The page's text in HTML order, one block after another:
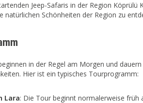
Jeep-Safaris in der Region
natürlichen Schönheiten der Region zu
in der Regel am Morgen und
Hier ist ein typisches Tourprogramm:
Lara: Die Tour beginnt normalerweise früh